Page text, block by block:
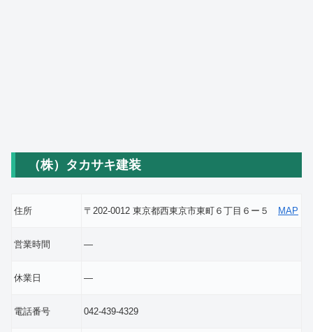
（株）タカサキ建装
住所 〒202-0012 東京都西東京市東町６丁目６ー５ MAP
営業時間 ―
休業日 ―
電話番号 042-439-4329